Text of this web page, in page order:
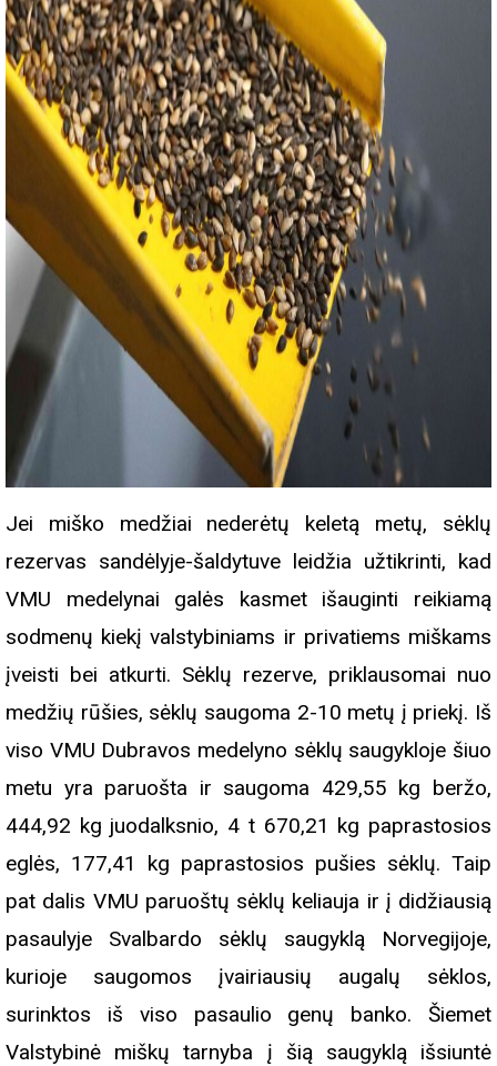
Jei miško medžiai nederėtų keletą metų, sėklų
rezervas sandėlyje-šaldytuve leidžia užtikrinti, kad
VMU medelynai galės kasmet išauginti reikiamą
sodmenų kiekį valstybiniams ir privatiems miškams
įveisti bei atkurti. Sėklų rezerve, priklausomai nuo
medžių rūšies, sėklų saugoma 2-10 metų į priekį. Iš
viso VMU Dubravos medelyno sėklų saugykloje šiuo
metu yra paruošta ir saugoma 429,55 kg beržo,
444,92 kg juodalksnio, 4 t 670,21 kg paprastosios
eglės, 177,41 kg paprastosios pušies sėklų. Taip
pat dalis VMU paruoštų sėklų keliauja ir į didžiausią
pasaulyje Svalbardo sėklų saugyklą Norvegijoje,
kurioje saugomos įvairiausių augalų sėklos,
surinktos iš viso pasaulio genų banko. Šiemet
Valstybinė miškų tarnyba į šią saugyklą išsiuntė